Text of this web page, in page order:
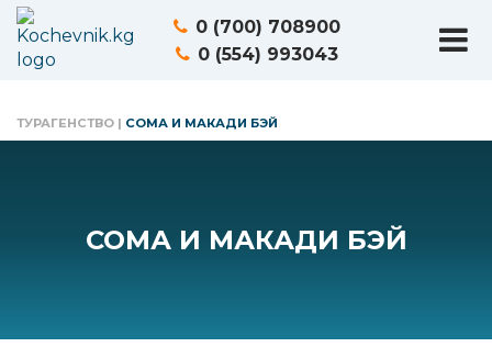
0 (700) 708900
0 (554) 993043
ТУРАГЕНСТВО | СОМА И МАКАДИ БЭЙ
СОМА И МАКАДИ БЭЙ